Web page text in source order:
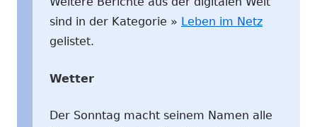
sind in der Kategorie » Leben im Netz
gelistet.
Wetter
Der Sonntag macht seinem Namen alle